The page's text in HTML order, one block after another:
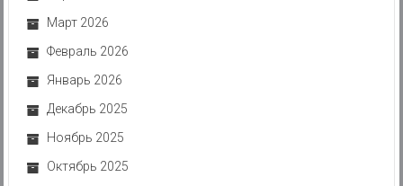
Март 2026
Февраль 2026
Январь 2026
Декабрь 2025
Ноябрь 2025
Октябрь 2025